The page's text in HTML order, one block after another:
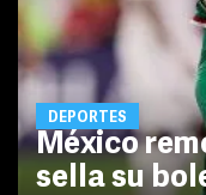
DEPORTES
México
sella su